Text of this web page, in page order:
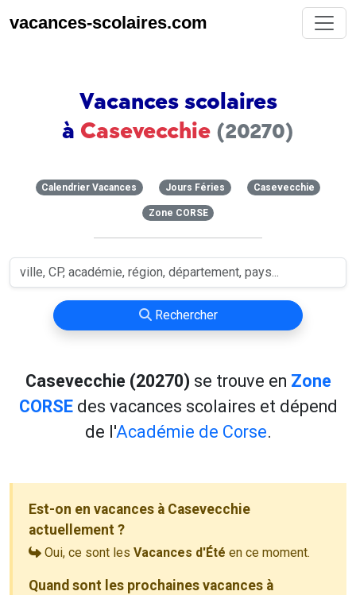
vacances-scolaires.com
Vacances scolaires
à Casevecchie (20270)
Calendrier Vacances Jours Féries Casevecchie
Zone CORSE
Rechercher
Casevecchie (20270) se trouve en Zone
CORSEdes vacances scolaires et dépend
de l'Académie de Corse.
Est-on en vacances à Casevecchie
actuellement ?
Oui, ce sont les Vacances d'Été en ce moment.
Quand sont les prochaines vacances à